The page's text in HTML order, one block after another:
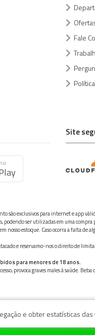
Fale
Site
são exclusivos para internet e app
podendo ser utilizadas em uma
nosso estoque. Caso ocorra a falta de
e reservamo-nos o direito de
para menores de 18 anos.
provoca graves males à saúde. Beba
e obter estatísticas